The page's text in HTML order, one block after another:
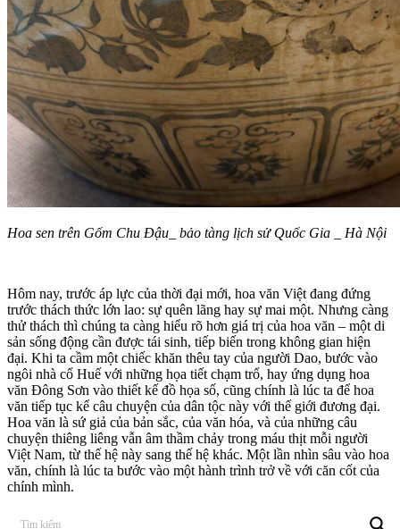
Hoa sen trên Gốm Chu Đậu_ bảo tàng lịch sử Quốc Gia _ Hà Nội
Hôm nay, trước áp lực của thời đại mới, hoa văn Việt đang đứng
trước thách thức lớn lao: sự quên lãng hay sự mai một. Nhưng càng
thử thách thì chúng ta càng hiểu rõ hơn giá trị của hoa văn – một di
sản sống động cần được tái sinh, tiếp biến trong không gian hiện
đại. Khi ta cầm một chiếc khăn thêu tay của người Dao, bước vào
ngôi nhà cổ Huế với những họa tiết chạm trổ, hay ứng dụng hoa
văn Đông Sơn vào thiết kế đồ họa số, cũng chính là lúc ta để hoa
văn tiếp tục kể câu chuyện của dân tộc này với thế giới đương đại.
Hoa văn là sứ giả của bản sắc, của văn hóa, và của những câu
chuyện thiêng liêng vẫn âm thầm chảy trong máu thịt mỗi người
Việt Nam, từ thế hệ này sang thế hệ khác. Một lần nhìn sâu vào hoa
văn, chính là lúc ta bước vào một hành trình trở về với căn cốt của
chính mình.